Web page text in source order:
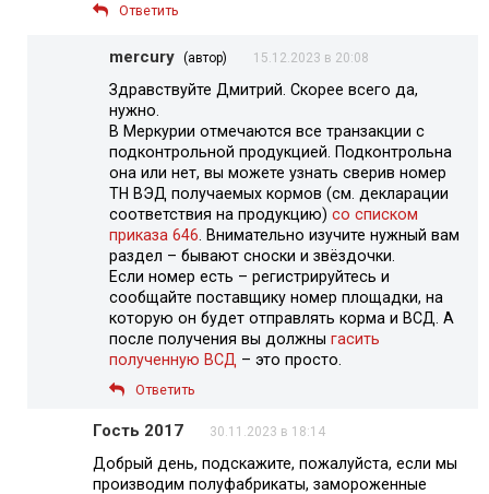
Ответить
mercury (автор) 15.12.2023 в 20:08
Здравствуйте Дмитрий. Скорее всего да,
нужно.
В Меркурии отмечаются все транзакции с
подконтрольной продукцией. Подконтрольна
она или нет, вы можете узнать сверив номер
ТН ВЭД получаемых кормов (см. декларации
соответствия на продукцию) со списком
приказа 646 . Внимательно изучите нужный вам
раздел – бывают сноски и звёздочки.
Если номер есть – регистрируйтесь и
сообщайте поставщику номер площадки, на
которую он будет отправлять корма и ВСД. А
после получения вы должны гасить
полученную ВСД – это просто.
Ответить
Гость 2017 30.11.2023 в 18:14
Добрый день, подскажите, пожалуйста, если мы
производим полуфабрикаты, замороженные